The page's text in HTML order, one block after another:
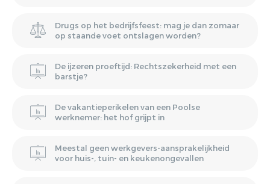
Drugs op het bedrijfsfeest: mag je dan zomaar
op staande voet ontslagen worden?
De ijzeren proeftijd: Rechtszekerheid met een
barstje?
De vakantieperikelen van een Poolse
werknemer: het hof grijpt in
Meestal geen werkgevers-aansprakelijkheid
voor huis-, tuin- en keukenongevallen